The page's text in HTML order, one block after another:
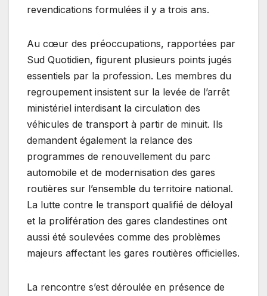
revendications formulées il y a trois ans.
Au cœur des préoccupations, rapportées par
Sud Quotidien, figurent plusieurs points jugés
essentiels par la profession. Les membres du
regroupement insistent sur la levée de l’arrêt
ministériel interdisant la circulation des
véhicules de transport à partir de minuit. Ils
demandent également la relance des
programmes de renouvellement du parc
automobile et de modernisation des gares
routières sur l’ensemble du territoire national.
La lutte contre le transport qualifié de déloyal
et la prolifération des gares clandestines ont
aussi été soulevées comme des problèmes
majeurs affectant les gares routières officielles.
La rencontre s’est déroulée en présence de